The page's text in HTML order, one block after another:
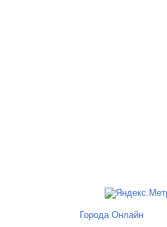
Города Онлайн